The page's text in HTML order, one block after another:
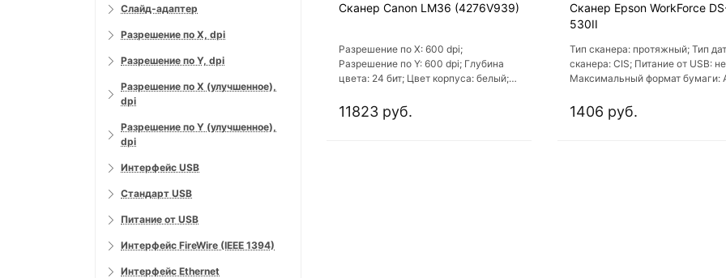
Слайд-адаптер
Разрешение по X, dpi
Разрешение по Y, dpi
Разрешение по X (улучшенное),
dpi
Разрешение по Y (улучшенное),
dpi
Интерфейс USB
Стандарт USB
Питание от USB
Интерфейс FireWire (IEEE 1394)
Интерфейс Ethernet
Сканер Canon LM36 (4276V939)
Разрешение по X: 600 dpi;
Разрешение по Y: 600 dpi; Глубина
цвета: 24 бит; Цвет корпуса: белый;
11823 руб.
Сканер Epson WorkForce
530II
Тип сканера: протяжный; Тип
сканера: CIS; Питание от USB:
Максимальный формат бумаги:
1406 руб.